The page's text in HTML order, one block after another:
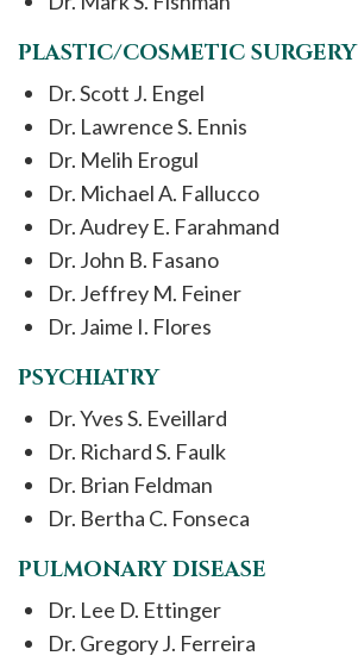
PLASTIC/COSMETIC SURGERY
Dr. Scott J. Engel
Dr. Lawrence S. Ennis
Dr. Melih Erogul
Dr. Michael A. Fallucco
Dr. Audrey E. Farahmand
Dr. John B. Fasano
Dr. Jeffrey M. Feiner
Dr. Jaime I. Flores
PSYCHIATRY
Dr. Yves S. Eveillard
Dr. Richard S. Faulk
Dr. Brian Feldman
Dr. Bertha C. Fonseca
PULMONARY DISEASE
Dr. Lee D. Ettinger
Dr. Gregory J. Ferreira